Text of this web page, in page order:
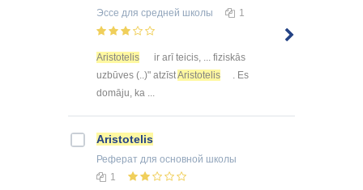
Эссе для средней школы 1
Aristotelis
ir arī teicis, ... fiziskās
uzbūves (..)" atzīstAristotelis
. Es
domāju, ka ...
Aristotelis
Реферат для основной школы
1